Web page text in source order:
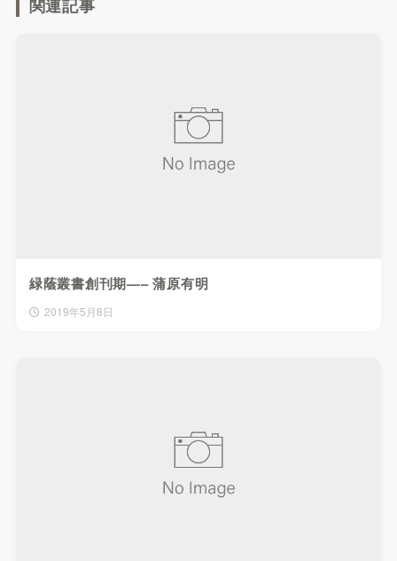
関連記事
緑蔭叢書創刊期—– 蒲原有明
2019年5月8日